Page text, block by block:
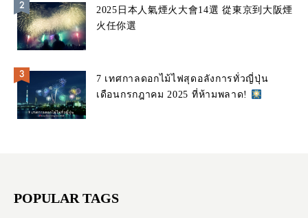
2025日本人氣煙火大會14選 從東京到大阪煙
火任你選
7 เทศกาลดอกไม้ไฟสุดอลังการทั่วญี่ปุ่น
เดือนกรกฎาคม 2025 ที่ห้ามพลาด!
POPULAR TAGS